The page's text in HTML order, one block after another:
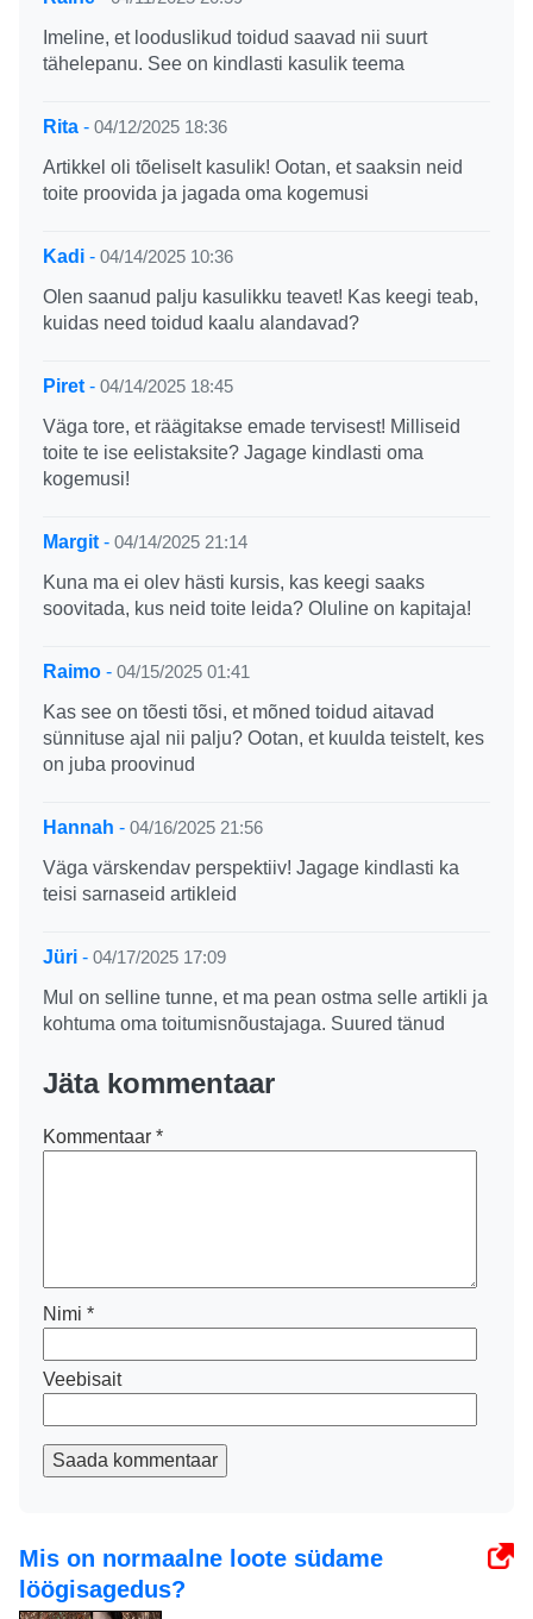
Imeline, et looduslikud toidud saavad nii suurt
tähelepanu. See on kindlasti kasulik teema
Rita - 04/12/2025 18:36
Artikkel oli tõeliselt kasulik! Ootan, et saaksin neid
toite proovida ja jagada oma kogemusi
Kadi - 04/14/2025 10:36
Olen saanud palju kasulikku teavet! Kas keegi teab,
kuidas need toidud kaalu alandavad?
Piret - 04/14/2025 18:45
Väga tore, et räägitakse emade tervisest! Milliseid
toite te ise eelistaksite? Jagage kindlasti oma
kogemusi!
Margit - 04/14/2025 21:14
Kuna ma ei olev hästi kursis, kas keegi saaks
soovitada, kus neid toite leida? Oluline on kapitaja!
Raimo - 04/15/2025 01:41
Kas see on tõesti tõsi, et mõned toidud aitavad
sünnituse ajal nii palju? Ootan, et kuulda teistelt, kes
on juba proovinud
Hannah - 04/16/2025 21:56
Väga värskendav perspektiiv! Jagage kindlasti ka
teisi sarnaseid artikleid
Jüri - 04/17/2025 17:09
Mul on selline tunne, et ma pean ostma selle artikli ja
kohtuma oma toitumisnõustajaga. Suured tänud
Jäta kommentaar
Kommentaar *
Nimi *
Veebisait
Saada kommentaar
Mis on normaalne loote südame
löögisagedus?